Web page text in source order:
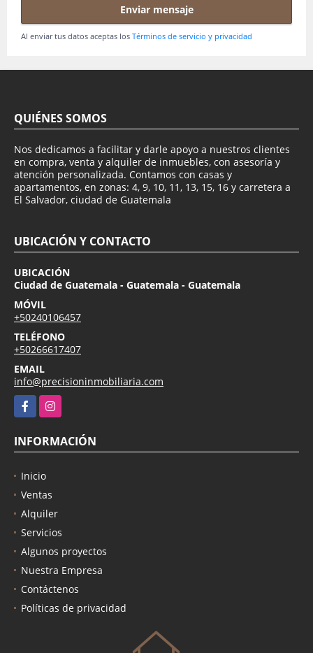
Enviar mensaje
Al enviar tus datos aceptas los Términos de servicio y privacidad
QUIÉNES SOMOS
Nos dedicamos a facilitar y darle apoyo a nuestros clientes
en compra, venta y alquiler de inmuebles, con asesoría y
atención personalizada. Contamos con casas y
apartamentos, en zonas: 4, 9, 10, 11, 13, 15, 16 y carretera a
El Salvador, ciudad de Guatemala
UBICACIÓN Y CONTACTO
UBICACIÓN
Ciudad de Guatemala - Guatemala - Guatemala
MÓVIL
+50240106457
TELÉFONO
+50266617407
EMAIL
info@precisioninmobiliaria.com
FacebookInstagram
INFORMACIÓN
Inicio
Ventas
Alquiler
Servicios
Algunos proyectos
Nuestra Empresa
Contáctenos
Políticas de privacidad